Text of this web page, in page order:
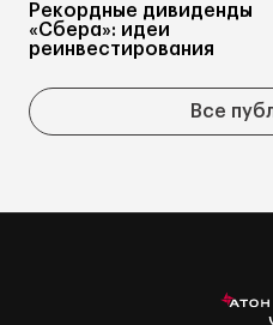
Рекордные дивиденды
«Сбера»: идеи
реинвестирования
Все